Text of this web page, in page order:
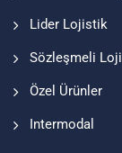
Lider Lojistik
Sözleşmeli
Özel Ürünler
Intermodal